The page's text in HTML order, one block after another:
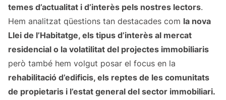
temes d’actualitat i d’interès pels nostres lectors.
Hem analitzat qüestions tan destacades com la nova
Llei de l’Habitatge, els tipus d’interès al mercat
residencial o la volatilitat del projectes immobiliaris
però també hem volgut posar el focus en la
rehabilitació d’edificis, els reptes de les comunitats
de propietaris i l’estat general del sector immobiliari.